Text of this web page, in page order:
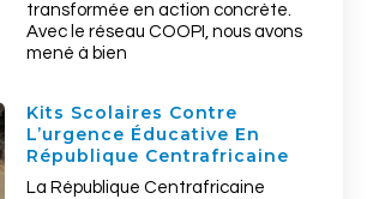
transformée en action concrète.
Avec le réseau COOPI, nous avons
mené à bien
Kits Scolaires Contre
L’urgence Éducative En
République Centrafricaine
La République Centrafricaine